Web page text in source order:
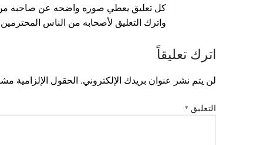
كل تعليق يعطي صوره واضحه عن صاحبه من
واترك التعليق لأصحابه من الناس
اترك تعليقاً
لن يتم نشر عنوان بريدك الإلكتروني. الحقول الإلزامية
التعليق *